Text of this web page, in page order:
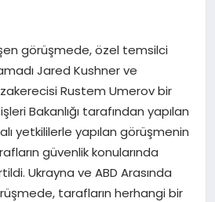
görüşmede, özel temsilci
Jared Kushner ve
Rustem Umerov bir
Bakanlığı tarafından yapılan
yetkililerle yapılan görüşmenin
güvenlik konularında
Ukrayna ve ABD Arasında
tarafların herhangi bir